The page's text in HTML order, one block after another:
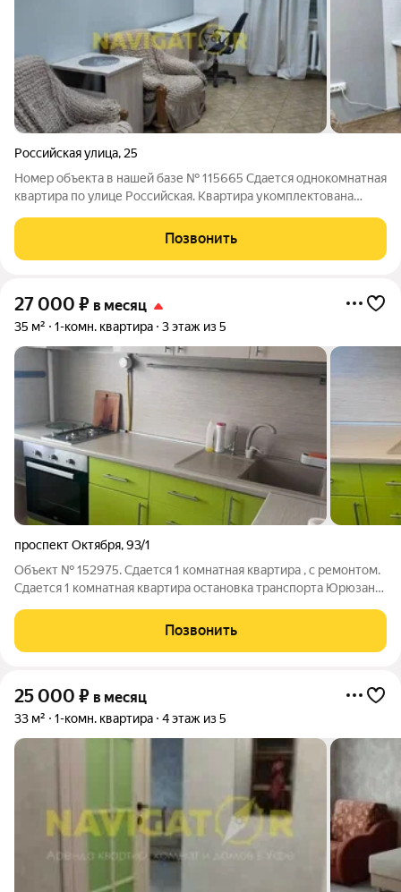
Российская улица, 25
Номер объекта в нашей базе № 115665 Сдается однокомнатная
квартира по улице Российская. Квартира укомплектована
Позвонить
27 000 ₽ в месяц
35 м² 1-комн. квартира 3 этаж из 5
проспект Октября,93/1
Объект № 152975. Сдается 1 комнатная квартира , с ремонтом.
Сдается 1 комнатная квартира остановка транспорта Юрюзань .
комфортного проживания .Позвонить
25 000 ₽ в месяц
33 м² 1-комн. квартира 4 этаж из 5